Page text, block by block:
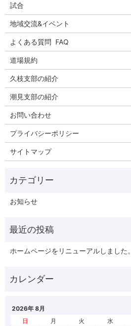
試合
地域交流&イベント
よくある質問 FAQ
道場規約
久枝支部の紹介
潮見支部の紹介
お問い合わせ
プライバシーポリシー
サイトマップ
お知らせ
ホームページをリニューアルしました。
2026年 8月
日
月 火 水